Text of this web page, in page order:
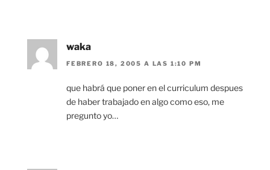
waka
FEBRERO 18, 2005 A LAS 1:10 PM
que habrá que poner en el curriculum despues
de haber trabajado en algo como eso, me
pregunto yo…